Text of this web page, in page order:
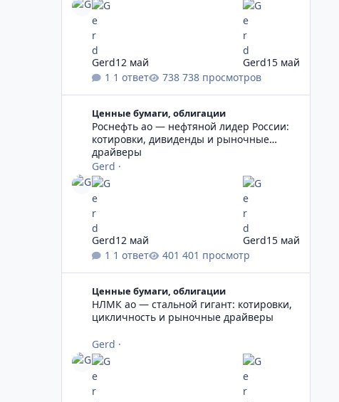
1 ответ 738 просмотров
Gerd12 май Gerd15 май
Ценные бумаги, облигации
Роснефть ао — нефтяной лидер России:
котировки, дивиденды и рыночные
драйверы
Gerd ·
1 ответ 401 просмотр
Gerd12 май Gerd15 май
Ценные бумаги, облигации
НЛМК ао — стальной гигант: котировки,
цикличность и рыночные драйверы
Gerd ·